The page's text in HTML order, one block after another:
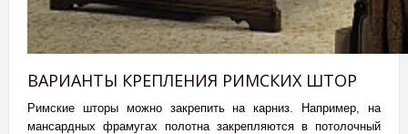
ВАРИАНТЫ КРЕПЛЕНИЯ РИМСКИХ ШТОР
Римские шторы можно закрепить на карниз. Например, на
мансардных фрамугах полотна закрепляются в потолочный